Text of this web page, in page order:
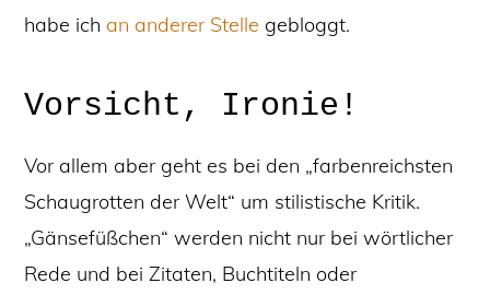
habe ich an anderer Stelle gebloggt.
Vorsicht, Ironie!
Vor allem aber geht es bei den „farbenreichsten
Schaugrotten der Welt“ um stilistische Kritik.
„Gänsefüßchen“ werden nicht nur bei wörtlicher
Rede und bei Zitaten, Buchtiteln oder